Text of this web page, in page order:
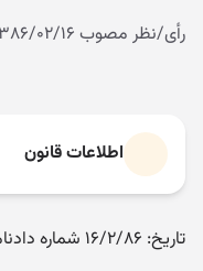
رأی/نظر مصوب ۱۳۸۶/۰۲/۱۶
اطلاعات قانون
تاریخ: ۱۶/۲/۸۶ شماره دادنامه: ۹۲ کلاسه پرونده: ۸۳/۴۵۱